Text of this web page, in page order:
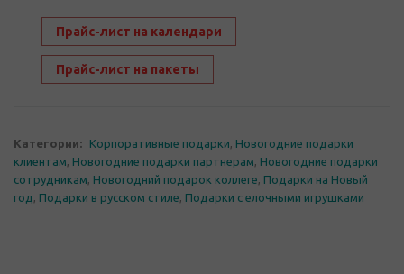
Прайс-лист на календари
Прайс-лист на пакеты
Категории: Корпоративные подарки, Новогодние подарки
клиентам, Новогодние подарки партнерам, Новогодние подарки
сотрудникам, Новогодний подарок коллеге, Подарки на Новый
год , Подарки в русском стиле, Подарки с елочными игрушками